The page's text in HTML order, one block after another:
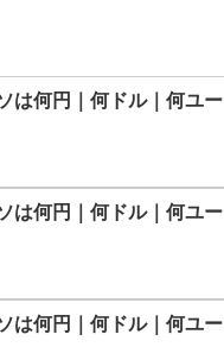
は何円｜何ドル｜何ユー
は何円｜何ドル｜何ユー
は何円｜何ドル｜何ユー